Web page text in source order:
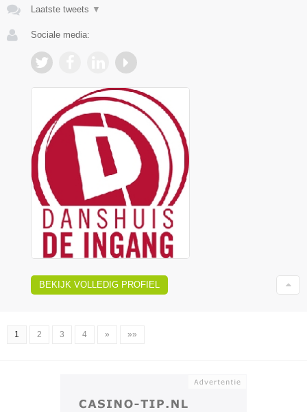
Laatste tweets ▼
Sociale media:
BEKIJK VOLLEDIG PROFIEL
1 2 3 4 » »»